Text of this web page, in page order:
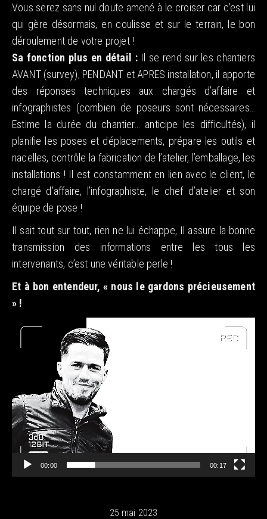
Vous serez sans nul doute amené à le croiser car c’est lui
qui gère désormais, en coulisse et sur le terrain, le bon
déroulement de votre projet !
Sa fonction plus en détail :Il se rend sur les chantiers
AVANT (survey), PENDANT et APRES installation, il apporte
des réponses techniques aux chargés d’affaire et
infographistes (combien de poseurs sont nécessaires…
Estime la durée du chantier… anticipe les difficultés), il
planifie les poses et déplacements, prépare les outils et
nacelles, contrôle la fabrication de l’atelier, l’emballage, les
installations ! Il est constamment en lien avec le client, le
chargé d’affaire, l’infographiste, le chef d’atelier et son
équipe de pose !
Il sait tout sur tout, rien ne lui échappe, Il assure la bonne
transmission des informations entre les tous les
intervenants, c’est une véritable perle !
Et à bon entendeur, « nous le gardons précieusement
» !
Lecteur
00:00 00:17
25 mai 2023